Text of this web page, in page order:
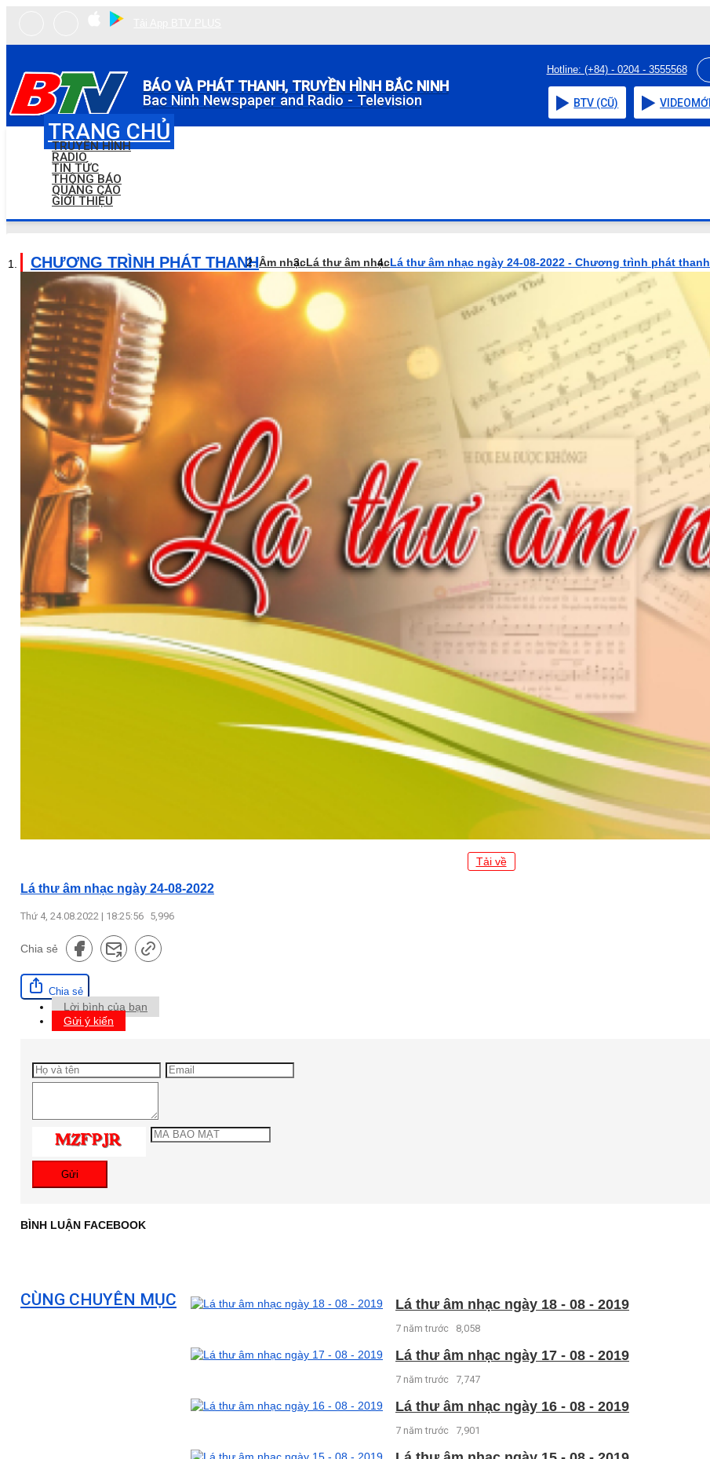
BÁO VÀ PHÁT THANH, TRUYỀN HÌNH BẮC NINH
Bac Ninh Newspaper and Radio - Television
Hotline: (+84) - 0204 - 3555568
BTV (CŨ) VIDEOMỚI
TRANG CHỦ
TRUYỀN HÌNH
RADIO
TIN TỨC
THÔNG BÁO
QUẢNG CÁO
GIỚI THIỆU
CHƯƠNG TRÌNH PHÁT THANHÂm nhạcLá thư âm nhạcLá thư âm nhạc ngày 24-08-2022 - Chương trình phát thanh
Tải về
Lá thư âm nhạc ngày 24-08-2022
Thứ 4, 24.08.2022 | 18:25:56 5,996
Chia sẻ
Chia sẻ
Lời bình của bạn
Gửi ý kiến
Gửi
BÌNH LUẬN FACEBOOK
CÙNG CHUYÊN MỤC Lá thư âm nhạc ngày 18 - 08 - 2019
7 năm trước 8,058
Lá thư âm nhạc ngày 17 - 08 - 2019
7 năm trước 7,747
Lá thư âm nhạc ngày 16 - 08 - 2019
7 năm trước 7,901